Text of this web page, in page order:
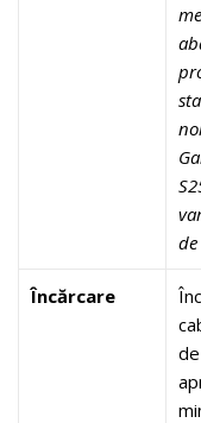
Încărcare